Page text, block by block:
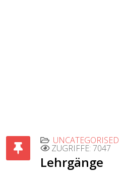
UNCATEGORISED
ZUGRIFFE: 7047
Lehrgänge